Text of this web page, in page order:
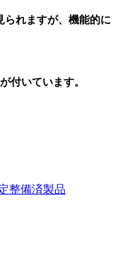
られますが、機能的に
付いています。
整備済製品